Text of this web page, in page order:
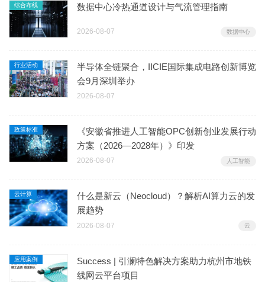
综合布线 数据中心冷热通道设计与气流管理指南
2026-08-07 数据中心
行业活动
半导体全链聚合，IICIE国际集成电路创新博览
会9月深圳举办
2026-08-07
政策标准
《安徽省推进人工智能OPC创新创业发展行动
方案（2026—2028年）》印发
2026-08-07 人工智能
云计算
什么是新云（Neocloud）？解析AI算力云的发
展趋势
2026-08-07 云
应用案例
Success | 引澜特色解决方案助力杭州市地铁
线网云平台项目